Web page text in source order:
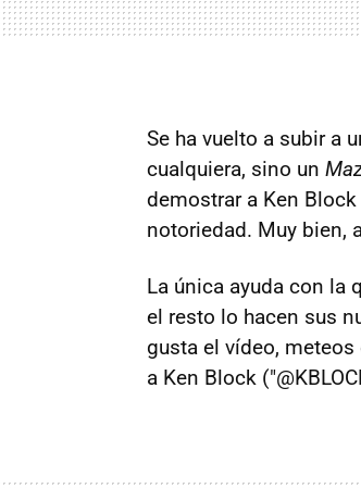
Se ha vuelto a subir a
cualquiera, sino un
demostrar a Ken
notoriedad. Muy bien,
La única ayuda con la
el resto lo hacen sus
gusta el vídeo,
a Ken Block